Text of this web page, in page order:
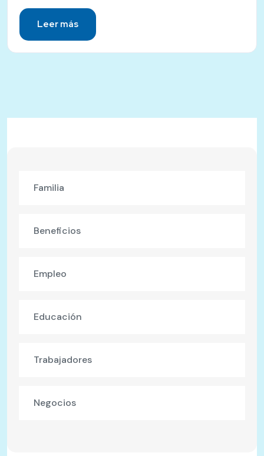
Leer más
Familia
Beneficios
Empleo
Educación
Trabajadores
Negocios